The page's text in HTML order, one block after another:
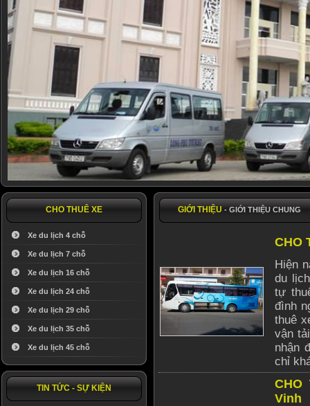
CHO THUÊ XE
Xe du lịch 4 chỗ
Xe du lịch 7 chỗ
Xe du lịch 16 chỗ
Xe du lịch 24 chỗ
Xe du lịch 29 chỗ
Xe du lịch 35 chỗ
Xe du lịch 45 chỗ
TIN TỨC - SỰ KIỆN
GIỚI THIỆU - GIỚI THIỆU CHUNG
CHO
Hiện
du
tự
đình
thuê
vận
nhận
chỉ
CHO
Vinh